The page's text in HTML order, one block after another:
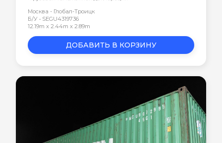
Москва - Глобал-Троицк
Б/У • SEGU4319736
12.19m x 2.44m x 2.89m
ДОБАВИТЬ В КОРЗИНУ